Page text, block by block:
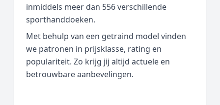
inmiddels meer dan 556 verschillende
sporthanddoeken.
Met behulp van een getraind model vinden
we patronen in prijsklasse, rating en
populariteit. Zo krijg jij altijd actuele en
betrouwbare aanbevelingen.